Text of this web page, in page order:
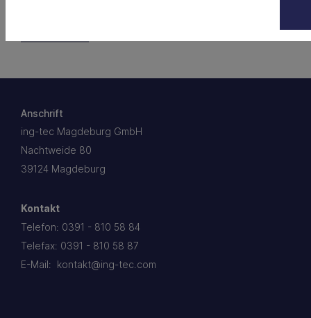
Anschrift
ing-tec Magdeburg GmbH
Nachtweide 80
39124 Magdeburg
Kontakt
Telefon: 0391 - 810 58 84
Telefax: 0391 - 810 58 87
E-Mail: kontakt@ing-tec.com